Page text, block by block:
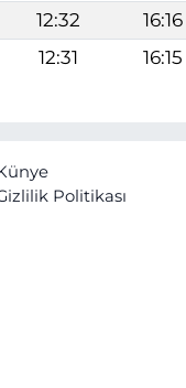
12:32 16:16
12:31 16:15
Politikası